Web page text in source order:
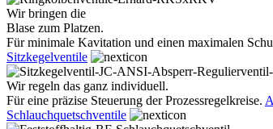
Wir bringen die
Blase zum Platzen.
Für minimale Kavitation und einen maximalen
Sitzkegelventile
Wir regeln das ganz individuell.
Für eine präzise Steuerung der Prozessregelkreise.
Schlauchquetschventile